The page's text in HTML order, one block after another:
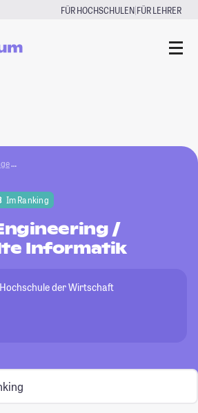
FÜR HOCHSCHULEN|FÜR LEHRER
Im Ranking
/
Informatik
der Wirtschaft